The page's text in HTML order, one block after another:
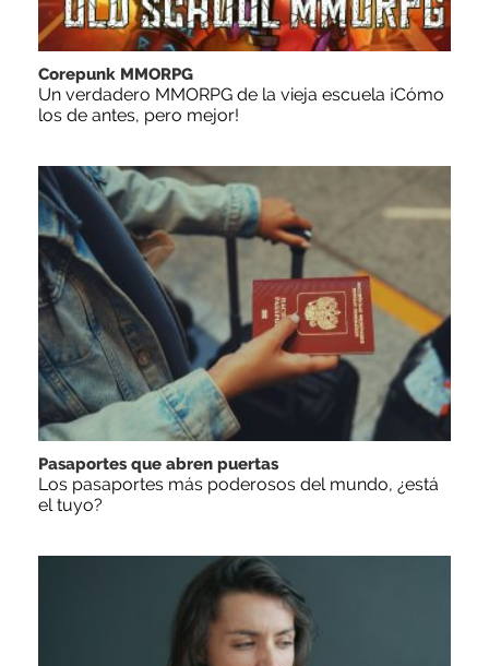
Corepunk MMORPG
Un verdadero MMORPG de la vieja escuela ¡Cómo
los de antes, pero mejor!
Pasaportes que abren puertas
Los pasaportes más poderosos del mundo, ¿está
el tuyo?